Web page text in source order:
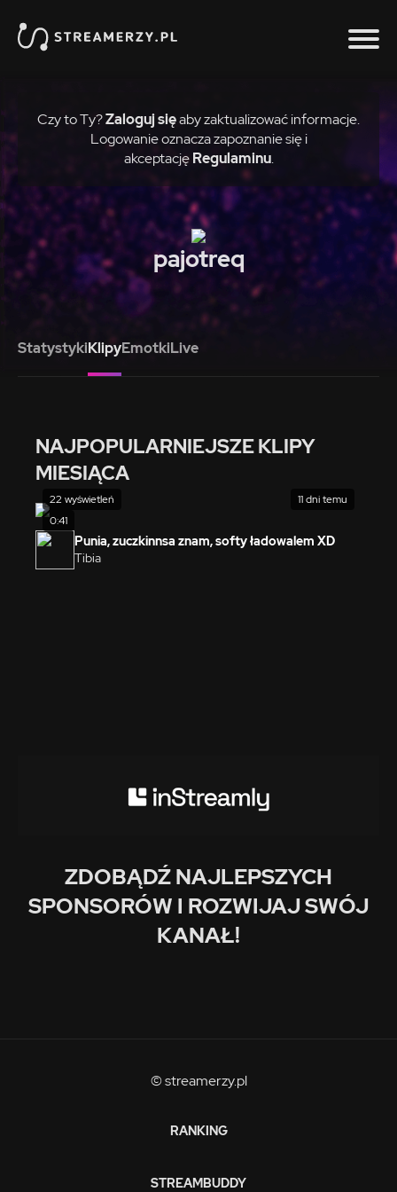
Czy to Ty?Zaloguj sięaby zaktualizować informacje.
Logowanie oznacza zapoznanie się i
akceptację Regulaminu.
pajotreq
StatystykiKlipyEmotkiLive
NAJPOPULARNIEJSZE KLIPY
MIESIĄCA
0:41
22 wyświetleń 11 dni temu
Punia, zuczkinnsa znam, softy ładowalem XD
Tibia
ZDOBĄDŹ NAJLEPSZYCH
SPONSORÓW I ROZWIJAJ SWÓJ
KANAŁ!
© streamerzy.pl
RANKING
STREAMBUDDY